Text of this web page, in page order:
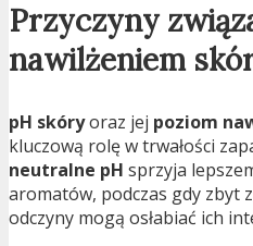
Przyczyny
nawilżeniem
pH skóryoraz jej poziom
kluczową rolę w trwałości
neutralne pH sprzyja
aromatów, podczas gdy zbyt
odczyny mogą osłabiać ich